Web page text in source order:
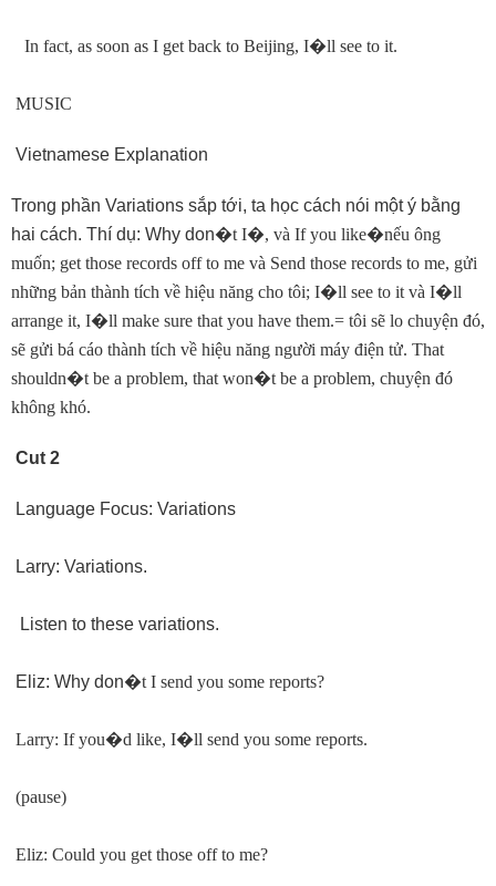
In fact, as soon as I get back to Beijing, I�ll see to it.
MUSIC
Vietnamese Explanation
Trong phần Variations sắp tới, ta học cách nói một ý bằng
hai cách. Thí dụ: Why don�t I�, và If you like�nếu ông
muốn; get those records off to me và Send those records to me, gửi
những bản thành tích về hiệu năng cho tôi; I�ll see to it và I�ll
arrange it, I�ll make sure that you have them.= tôi sẽ lo chuyện đó,
sẽ gửi bá cáo thành tích về hiệu năng người máy điện tử. That
shouldn�t be a problem, that won�t be a problem, chuyện đó
không khó.
Cut 2
Language Focus: Variations
Larry: Variations.
Listen to these variations.
Eliz: Why don�t I send you some reports?
Larry: If you�d like, I�ll send you some reports.
(pause)
Eliz: Could you get those off to me?